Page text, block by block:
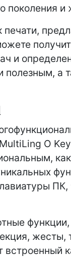
поколения и
и
полезным, а
O
ПК,
функции,
жесты,